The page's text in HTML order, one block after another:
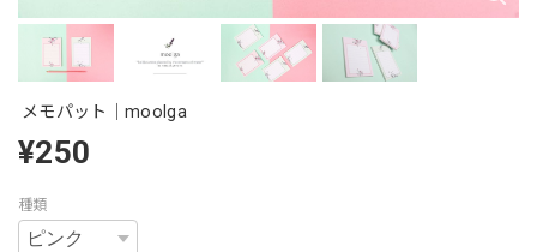
メモパット｜moolga
¥250
種類